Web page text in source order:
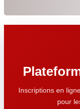
Inscriptions en
pour